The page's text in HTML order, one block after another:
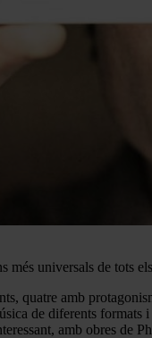
més universals de tots
quatre amb
de diferents formats
amb obres de